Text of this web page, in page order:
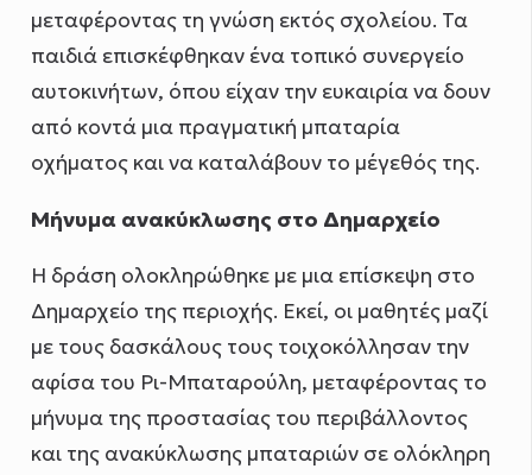
μεταφέροντας τη γνώση εκτός σχολείου. Τα
παιδιά επισκέφθηκαν ένα τοπικό συνεργείο
αυτοκινήτων, όπου είχαν την ευκαιρία να δουν
από κοντά μια πραγματική μπαταρία
οχήματος και να καταλάβουν το μέγεθός της.
Μήνυμα ανακύκλωσης στο Δημαρχείο
Η δράση ολοκληρώθηκε με μια επίσκεψη στο
Δημαρχείο της περιοχής. Εκεί, οι μαθητές μαζί
με τους δασκάλους τους τοιχοκόλλησαν την
αφίσα του Ρι-Μπαταρούλη, μεταφέροντας το
μήνυμα της προστασίας του περιβάλλοντος
και της ανακύκλωσης μπαταριών σε ολόκληρη